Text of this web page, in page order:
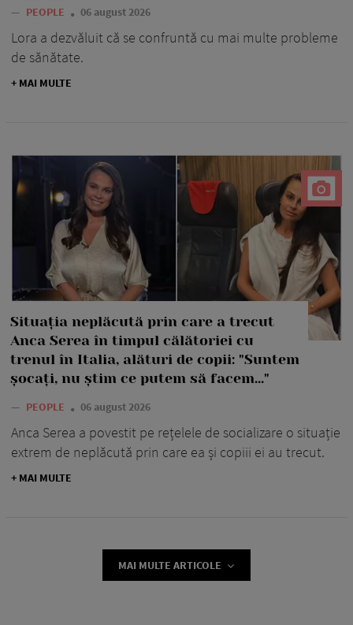
— PEOPLE 06 august 2026
Lora a dezvăluit că se confruntă cu mai multe probleme
de sănătate.
+ MAI MULTE
Situația neplăcută prin care a trecut
Anca Serea în timpul călătoriei cu
trenul în Italia, alături de copii: "Suntem
șocați, nu știm ce putem să facem..."
— PEOPLE 06 august 2026
Anca Serea a povestit pe rețelele de socializare o situație
extrem de neplăcută prin care ea și copiii ei au trecut.
+ MAI MULTE
MAI MULTE ARTICOLE